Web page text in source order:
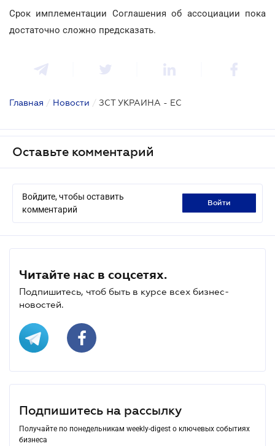
Срок имплементации Соглашения об ассоциации пока
достаточно сложно предсказать.
Главная / Новости / ЗСТ УКРАИНА - ЕС
Оставьте комментарий
Войдите, чтобы оставить
комментарий
войти
Читайте нас в соцсетях.
Подпишитесь, чтоб быть в курсе всех бизнес-
новостей.
Подпишитесь на рассылку
Получайте по понедельникам weekly-digest о ключевых событиях
бизнеса